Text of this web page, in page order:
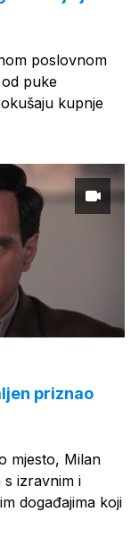
poslovnom
puke
kupnje
priznao
mjesto, Milan
s izravnim i
događajima koji